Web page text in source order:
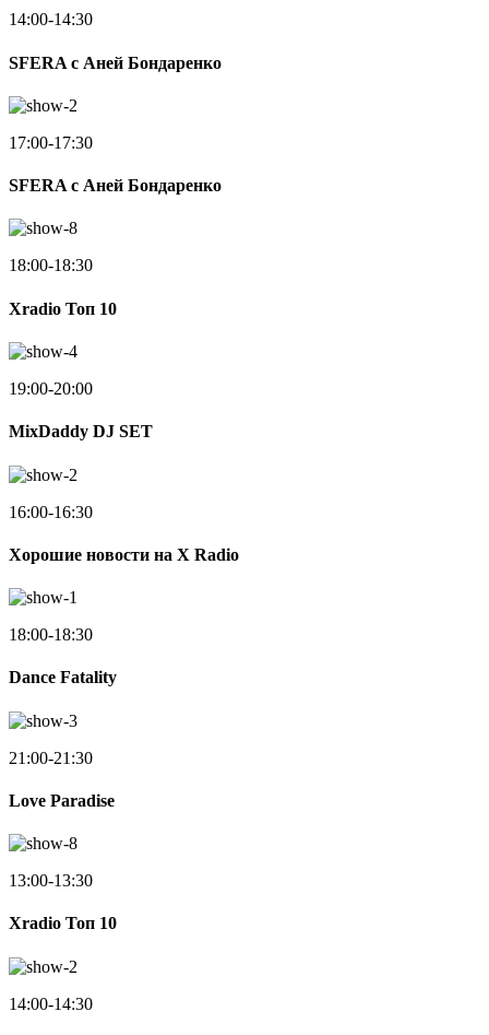
14:00-14:30
SFERA с Аней Бондаренко
17:00-17:30
SFERA с Аней Бондаренко
18:00-18:30
Xradio Топ 10
19:00-20:00
MixDaddy DJ SET
16:00-16:30
Хорошие новости на X Radio
18:00-18:30
Dance Fatality
21:00-21:30
Love Paradise
13:00-13:30
Xradio Топ 10
14:00-14:30